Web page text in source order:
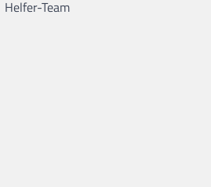
Helfer-Team